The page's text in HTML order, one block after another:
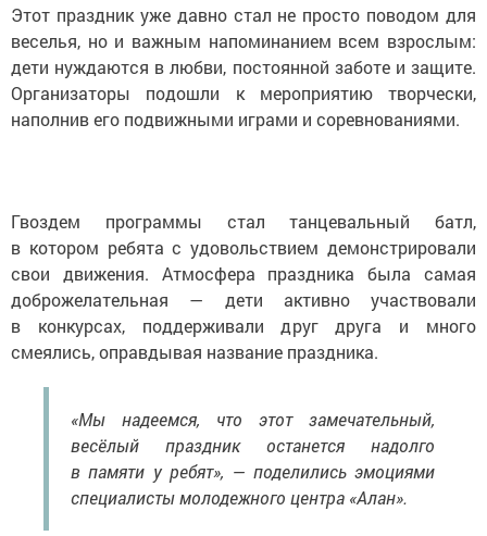
Этот праздник уже давно стал не просто поводом для
веселья, но и важным напоминанием всем взрослым:
дети нуждаются в любви, постоянной заботе и защите.
Организаторы подошли к мероприятию творчески,
наполнив его подвижными играми и соревнованиями.
Гвоздем программы стал танцевальный батл,
в котором ребята с удовольствием демонстрировали
свои движения. Атмосфера праздника была самая
доброжелательная — дети активно участвовали
в конкурсах, поддерживали друг друга и много
смеялись, оправдывая название праздника.
«Мы надеемся, что этот замечательный,
весёлый праздник останется надолго
в памяти у ребят», — поделились эмоциями
специалисты молодежного центра «Алан».